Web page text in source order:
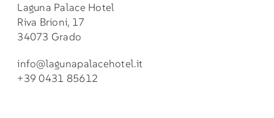
Laguna Palace Hotel
Riva Brioni, 17
34073 Grado
info@lagunapalacehotel.it
+39 0431 85612